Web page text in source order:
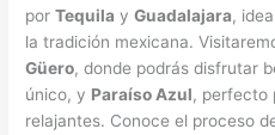
porTequila yGuadalajara,
la tradición mexicana.
Güero, donde podrás disfrutar
único, y Paraíso Azul, perfecto
relajantes. Conoce el proceso